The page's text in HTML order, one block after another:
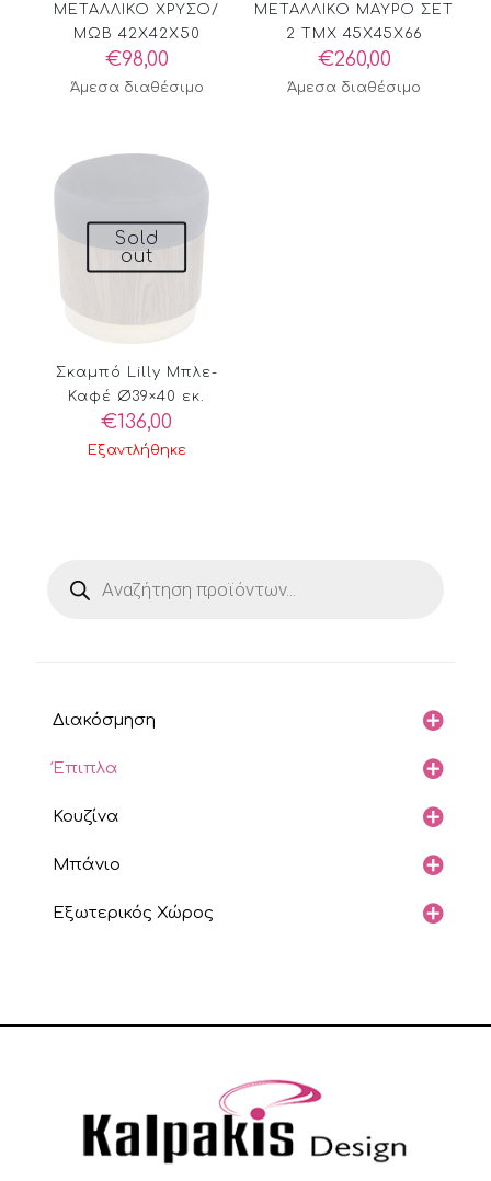
ΜΕΤΑΛΛΙΚΟ ΧΡΥΣΟ/
ΜΩΒ 42X42X50
€98,00
Άμεσα διαθέσιμο
ΜΕΤΑΛΛΙΚΟ ΜΑΥΡΟ ΣΕΤ
2 ΤΜΧ 45X45X66
€260,00
Άμεσα διαθέσιμο
Sold
out
Σκαμπό Lilly Μπλε-
Καφέ Ø39×40 εκ.
€136,00
Εξαντλήθηκε
search
Διακόσμηση
Έπιπλα
Κουζίνα
Μπάνιο
Εξωτερικός Χώρος